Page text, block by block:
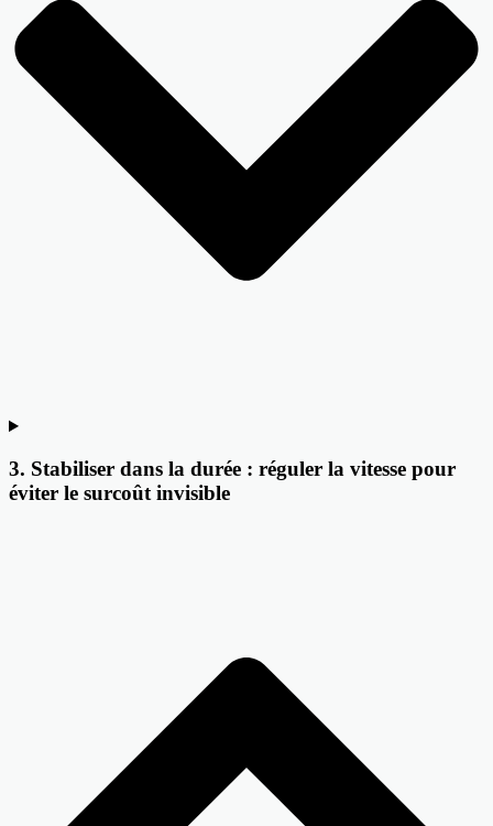
3. Stabiliser dans la durée : réguler la vitesse pour
éviter le surcoût invisible